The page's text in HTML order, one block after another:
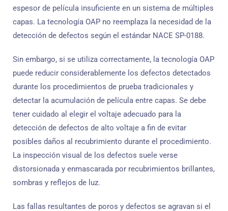
espesor de película insuficiente en un sistema de múltiples
capas. La tecnología OAP no reemplaza la necesidad de la
detección de defectos según el estándar NACE SP-0188.
Sin embargo, si se utiliza correctamente, la tecnología OAP
puede reducir considerablemente los defectos detectados
durante los procedimientos de prueba tradicionales y
detectar la acumulación de película entre capas. Se debe
tener cuidado al elegir el voltaje adecuado para la
detección de defectos de alto voltaje a fin de evitar
posibles daños al recubrimiento durante el procedimiento.
La inspección visual de los defectos suele verse
distorsionada y enmascarada por recubrimientos brillantes,
sombras y reflejos de luz.
Las fallas resultantes de poros y defectos se agravan si el